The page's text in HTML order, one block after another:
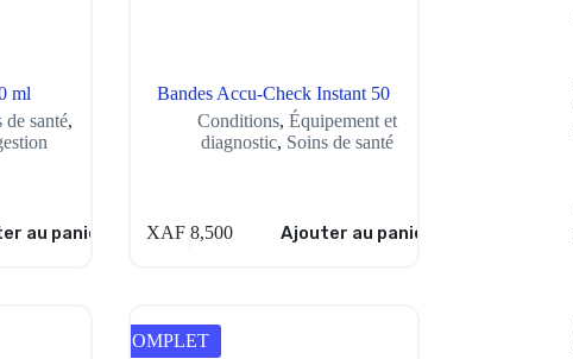
ml
de santé,
au panier
Bandes Accu-Check Instant 50
Conditions,Équipement et
diagnostic, Soins de santé
XAF 8,500 Ajouter au panier
COMPLET